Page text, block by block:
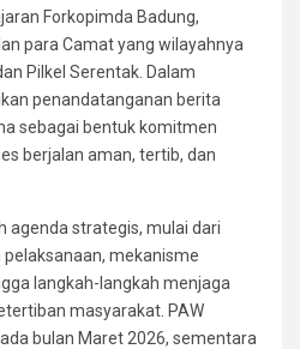
Forkopimda Badung,
para Camat yang wilayahnya
Pilkel Serentak. Dalam
penandatanganan berita
sebagai bentuk komitmen
berjalan aman, tertib, dan
agenda strategis, mulai dari
mekanisme
langkah-langkah menjaga
masyarakat. PAW
bulan Maret 2026, sementara